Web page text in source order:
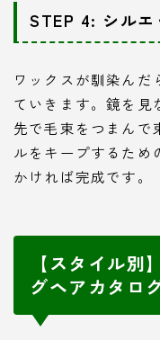
STEP 4: シルエ
ワックスが馴染ん
ていきます。鏡を見
先で毛束をつまんで
ルをキープするため
かければ完成です。
【スタイル別
グヘアカタロ